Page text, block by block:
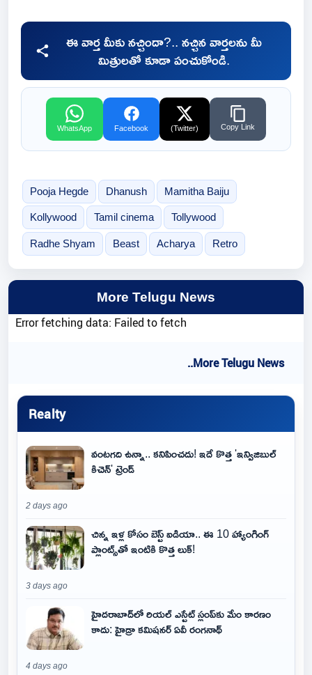
ఈ వార్త మీకు నచ్చిందా?.. నచ్చిన వార్తలను మీ
మిత్రులతో కూడా పంచుకోండి.
WhatsApp Facebook (Twitter) Copy Link
Pooja Hegde Dhanush Mamitha Baiju
Kollywood Tamil cinema Tollywood
Radhe Shyam Beast Acharya Retro
More Telugu News
Error fetching data: Failed to fetch
..More Telugu News
Realty
వంటగది ఉన్నా.. కనిపించదు! ఇదే కొత్త 'ఇన్విజిబుల్
కిచెన్' ట్రెండ్
2 days ago
చిన్న ఇళ్ల కోసం బెస్ట్ ఐడియా.. ఈ 10 హ్యాంగింగ్
ప్లాంట్స్‌తో ఇంటికి కొత్త లుక్!
3 days ago
హైదరాబాద్‌లో రియల్ ఎస్టేట్ స్లంప్‌కు మేం కారణం
కాదు: హైడ్రా కమిషనర్ ఏవీ రంగనాథ్
4 days ago